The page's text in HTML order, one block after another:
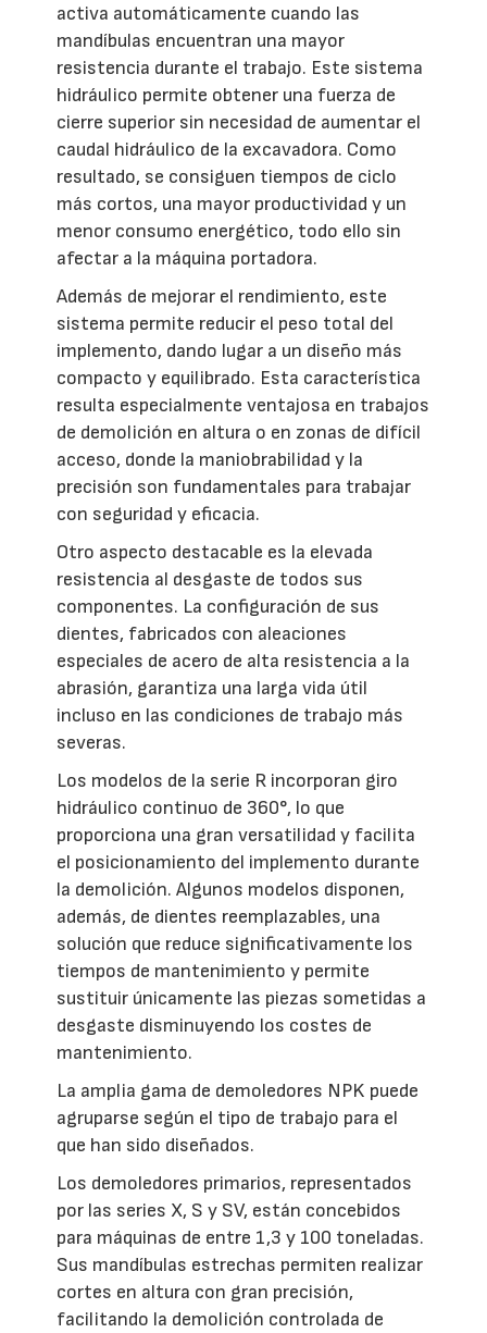
activa automáticamente cuando las
mandíbulas encuentran una mayor
resistencia durante el trabajo. Este sistema
hidráulico permite obtener una fuerza de
cierre superior sin necesidad de aumentar el
caudal hidráulico de la excavadora. Como
resultado, se consiguen tiempos de ciclo
más cortos, una mayor productividad y un
menor consumo energético, todo ello sin
afectar a la máquina portadora.
Además de mejorar el rendimiento, este
sistema permite reducir el peso total del
implemento, dando lugar a un diseño más
compacto y equilibrado. Esta característica
resulta especialmente ventajosa en trabajos
de demolición en altura o en zonas de difícil
acceso, donde la maniobrabilidad y la
precisión son fundamentales para trabajar
con seguridad y eficacia.
Otro aspecto destacable es la elevada
resistencia al desgaste de todos sus
componentes. La configuración de sus
dientes, fabricados con aleaciones
especiales de acero de alta resistencia a la
abrasión, garantiza una larga vida útil
incluso en las condiciones de trabajo más
severas.
Los modelos de la serie R incorporan giro
hidráulico continuo de 360°, lo que
proporciona una gran versatilidad y facilita
el posicionamiento del implemento durante
la demolición. Algunos modelos disponen,
además, de dientes reemplazables, una
solución que reduce significativamente los
tiempos de mantenimiento y permite
sustituir únicamente las piezas sometidas a
desgaste disminuyendo los costes de
mantenimiento.
La amplia gama de demoledores NPK puede
agruparse según el tipo de trabajo para el
que han sido diseñados.
Los demoledores primarios, representados
por las series X, S y SV, están concebidos
para máquinas de entre 1,3 y 100 toneladas.
Sus mandíbulas estrechas permiten realizar
cortes en altura con gran precisión,
facilitando la demolición controlada de